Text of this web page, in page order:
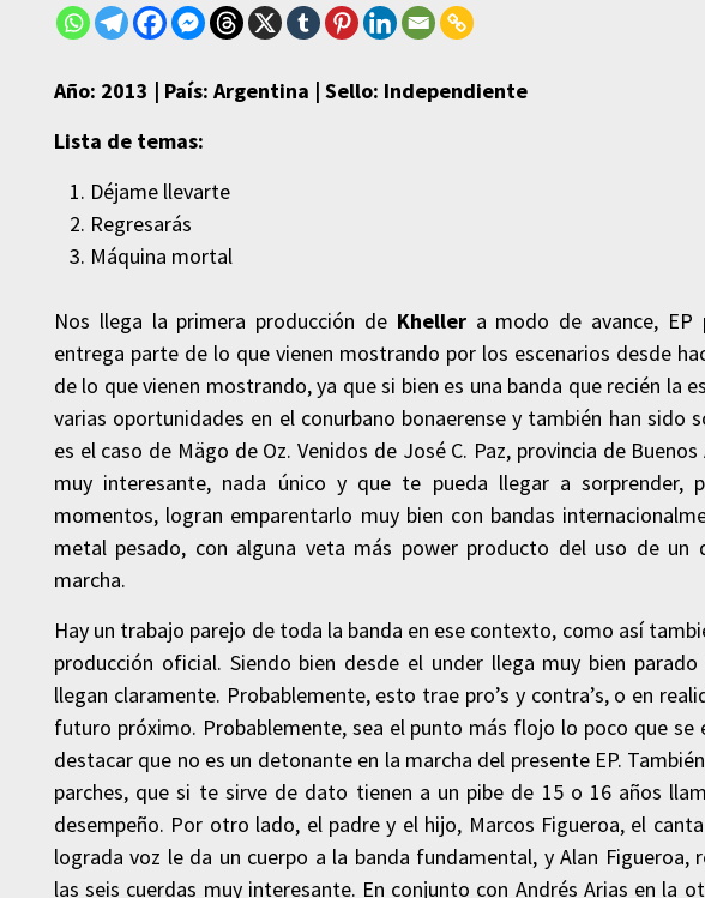
Año: 2013 | País: Argentina | Sello: Independiente
Lista de temas:
Déjame llevarte
Regresarás
Máquina mortal
Nos llega la primera producción de Khellera modo de avance, EP
entrega parte de lo que vienen mostrando por los escenarios desde
de lo que vienen mostrando, ya que si bien es una banda que recién la
varias oportunidades en el conurbano bonaerense y también han sido
es el caso de Mägo de Oz. Venidos de José C. Paz, provincia de
muy interesante, nada único y que te pueda llegar a sorprender,
momentos, logran emparentarlo muy bien con bandas
metal pesado, con alguna veta más power producto del uso de un
marcha.
Hay un trabajo parejo de toda la banda en ese contexto, como así
producción oficial. Siendo bien desde el under llega muy bien
llegan claramente. Probablemente, esto trae pro’s y contra’s, o en
futuro próximo. Probablemente, sea el punto más flojo lo poco que se
destacar que no es un detonante en la marcha del presente EP.
parches, que si te sirve de dato tienen a un pibe de 15 o 16 años
desempeño. Por otro lado, el padre y el hijo, Marcos Figueroa, el
lograda voz le da un cuerpo a la banda fundamental, y Alan Figueroa,
las seis cuerdas muy interesante. En conjunto con Andrés Arias en la